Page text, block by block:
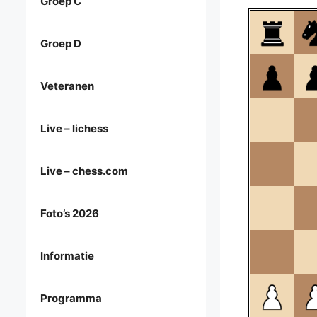
Groep D
Veteranen
Live – lichess
Live – chess.com
Foto’s 2026
Informatie
Programma